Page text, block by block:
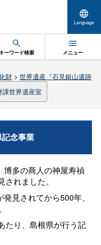
Language
キーワード検索 メニュー
財> 世界遺産『石見銀山遺跡
課世界遺産室
念事業
博多の商人の神屋寿禎
されました。
見されてから500年、
たり、島根県が行う記